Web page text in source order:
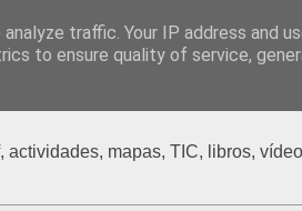
Historia
actividades, mapas, TIC, libros,
traffic. Your IP address and
to ensure quality of service,